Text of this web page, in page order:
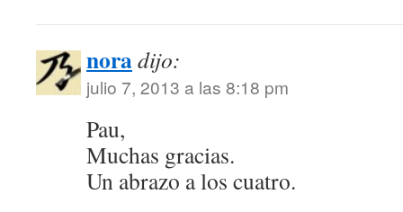
noradijo:
julio 7, 2013 a las 8:18 pm
Pau,
Muchas gracias.
Un abrazo a los cuatro.